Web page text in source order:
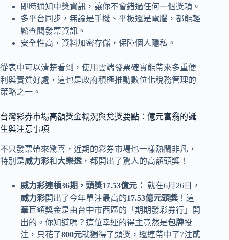
即時通知中獎資訊，讓你不會錯過任何一個獎項。
多平台同步，無論是手機、平板還是電腦，都能輕
鬆查閱發票資訊。
安全性高，資料加密存儲，保障個人隱私。
從表中可以清楚看到，使用雲端發票確實能帶來多重便
利與實質好處，這也是政府積極推動數位化稅務管理的
策略之一。
台灣彩券市場高額獎金概況與兌獎要點：億元富翁的誕
生與注意事項
不只發票帶來驚喜，近期的彩券市場也一樣熱鬧非凡，
特別是威力彩和大樂透 ，都開出了驚人的高額頭獎！
威力彩連槓36期，頭獎17.53億元： 就在6月26日，
威力彩開出了今年單注最高的17.53億元頭獎 ！這
筆巨額獎金是由台中市西區的「期期發彩券行」開
出的。你知道嗎？這位幸運的得主竟然是包牌投
注，只花了800元就獨得了頭獎，還連帶中了7注貳